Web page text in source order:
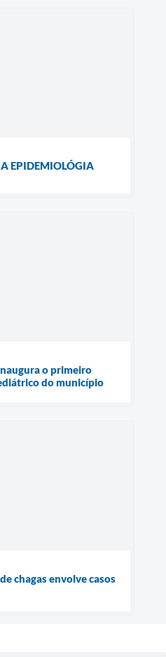
EPIDEMIOLÓGIA
o primeiro
do município
chagas envolve casos